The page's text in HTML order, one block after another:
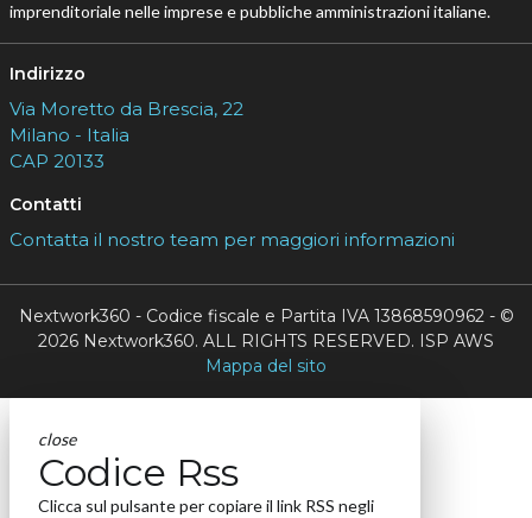
imprenditoriale nelle imprese e pubbliche amministrazioni italiane.
Indirizzo
Via Moretto da Brescia, 22
Milano - Italia
CAP 20133
Contatti
Contatta il nostro team per maggiori informazioni
Nextwork360 - Codice fiscale e Partita IVA 13868590962 - ©
2026 Nextwork360. ALL RIGHTS RESERVED. ISP AWS
Mappa del sito
close
Codice Rss
Clicca sul pulsante per copiare il link RSS negli